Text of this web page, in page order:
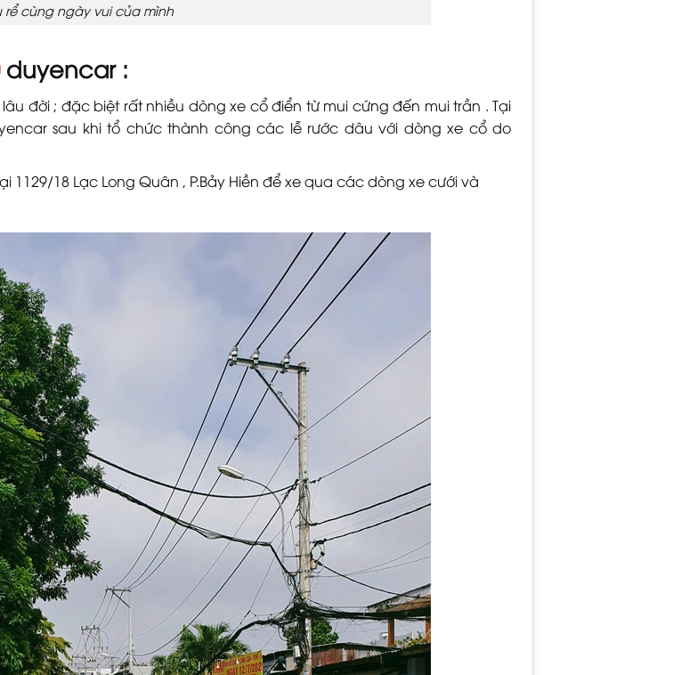
rể cùng ngày vui của mình
duyencar :
đời ; đặc biệt rất nhiều dòng xe cổ điển từ mui cứng đến mui trần . Tại
sau khi tổ chức thành công các lễ rước dâu với dòng xe cổ do
18 Lạc Long Quân , P.Bảy Hiền để xe qua các dòng xe cưới và